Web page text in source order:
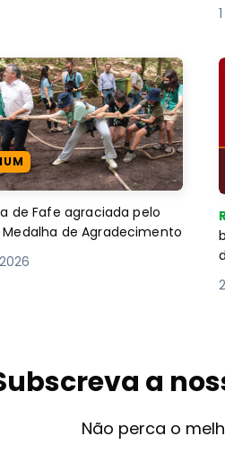
de Fafe agraciada pelo
Medalha de Agradecimento
a
Não perca o